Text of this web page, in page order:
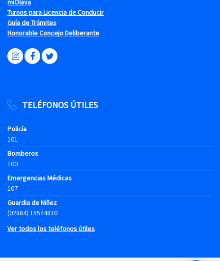
miOlava
Turnos para Licencia de Conducir
Guía de Trámites
Honorable Concejo Deliberante
TELÉFONOS ÚTILES
Policía
101
Bomberos
100
Emergencias Médicas
107
Guardia de Niñez
(02884) 15544810
Ver todos los teléfonos útiles